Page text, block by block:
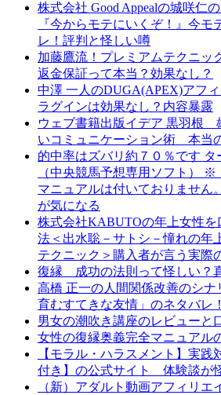
株式会社 Good Appealの城咲仁
『今からモテにいくぞ！』今モ
レ！評判と怪しい噂
加藤鷹流！プレミアムテクニッ
返金保証って本当？効果なし？
中澤 一人のDUGA(APEX)アフ
ラグインは効果なし？内容暴露
ウェブ書籍出版イデア 黒羽根
いコミュニケーション術 本当
的中率はズバリ約７０％です
（中央競馬予想専用ソフト）
マニュアルは付いておりません
が気になる
株式会社KABUTOの年上女性
法＜出水聡－サトシ－憧れの年
テクニック＞購入者が言う実際
復縁 成功の法則って怪しい？
高橋 正一の人間関係改善のシ
育むすてきな友情」のネタバレ
男女の潮吹き講座のレビューと
女性の復縁奥義完全マニュアル
【モラル・ハラスメント】実践
付き】の公式サイト 体験談が
（新）アダルト動画アフィリエ